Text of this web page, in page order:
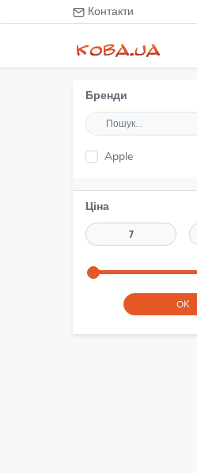
Контакти
Бренди
Apple
Ціна
OK